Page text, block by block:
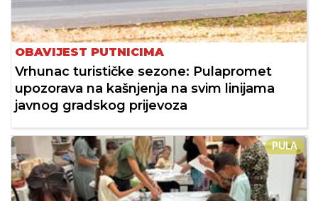
OBAVIJEST PUTNICIMA
Vrhunac turističke sezone: Pulapromet
upozorava na kašnjenja na svim linijama
javnog gradskog prijevoza
PULA